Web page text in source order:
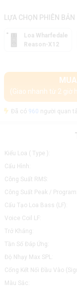
LỰA CHỌN PHIÊN BẢN
Loa Wharfedale
Reason-X12
(Giao nhanh từ 2 giờ
Đã có 960 người quan
Kiểu Loa ( Type ):
Cấu Hình:
Công Suất RMS:
Công Suất Peak / Program:
Cấu Tạo Loa Bass (LF):
Voice Coil LF:
Trở Kháng:
Tần Số Đáp Ứng:
Độ Nhạy Max SPL:
Cổng Kết Nối Đầu Vào
Màu Sắc: